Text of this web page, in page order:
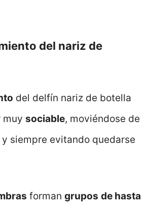
del nariz de
del delfín nariz de botella
muy sociable, moviéndose de
siempre evitando quedarse
forman grupos de hasta